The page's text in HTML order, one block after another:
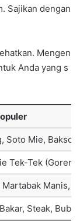
Sajikan dengan
Mengen
Anda yang s
Soto Mie, Bakso
Tek-Tek
Manis,
Steak,